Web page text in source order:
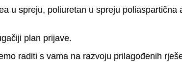
u spreju, poliuretan u spreju
plan prijave.
raditi s vama na razvoju prilagođenih